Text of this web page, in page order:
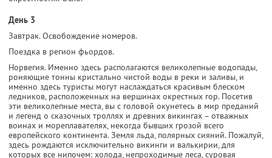
День 3
Завтрак. Освобождение номеров.
Поездка в регион фьордов.
Норвегия. Именно здесь располагаются великолепные водопады,
роняющие тонны кристально чистой воды в реки и заливы, и
именно здесь туристы могут наслаждаться красивым блеском
ледников, расположенных на вершинах окрестных гор. Посетив
эти великолепные места, вы с головой окунетесь в мир преданий
и легенд о сказочных троллях и древних викингах – отважных
воинах и мореплавателях, некогда бывших грозой всего
европейского континента. Земля льда, полярных сияний. Пожалуй,
здесь рождаются исключительно викинги и валькирии, для
которых все нипочем: холода, непроходимые леса, суровая